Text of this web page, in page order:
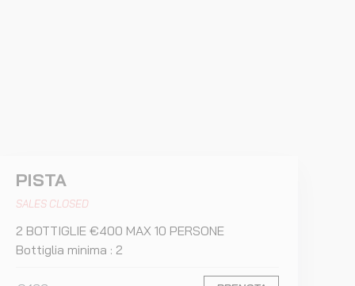
PISTA
SALES CLOSED
2 BOTTIGLIE €400 MAX 10 PERSONE
Bottiglia minima : 2